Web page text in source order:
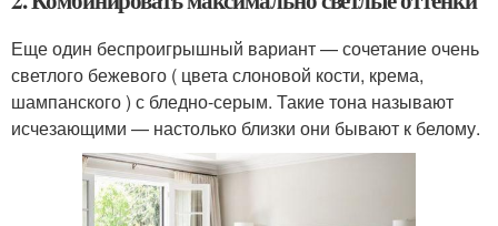
Еще один беспроигрышный вариант — сочетание очень
светлого бежевого ( цвета слоновой кости, крема,
шампанского ) с бледно-серым. Такие тона называют
исчезающими — настолько близки они бывают к белому.